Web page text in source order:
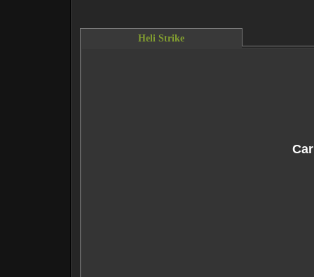
Heli Strike